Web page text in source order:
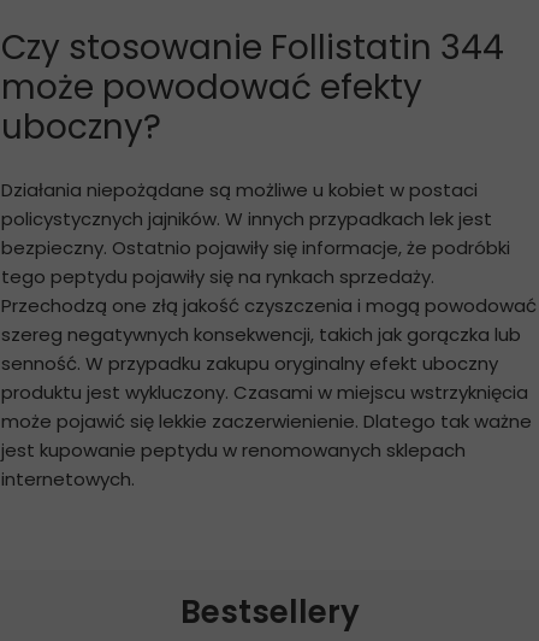
Czy stosowanie Follistatin 344
może powodować efekty
uboczny?
Działania niepożądane są możliwe u kobiet w postaci
policystycznych jajników. W innych przypadkach lek jest
bezpieczny. Ostatnio pojawiły się informacje, że podróbki
tego peptydu pojawiły się na rynkach sprzedaży.
Przechodzą one złą jakość czyszczenia i mogą powodować
szereg negatywnych konsekwencji, takich jak gorączka lub
senność. W przypadku zakupu oryginalny efekt uboczny
produktu jest wykluczony. Czasami w miejscu wstrzyknięcia
może pojawić się lekkie zaczerwienienie. Dlatego tak ważne
jest kupowanie peptydu w renomowanych sklepach
internetowych.
Bestsellery